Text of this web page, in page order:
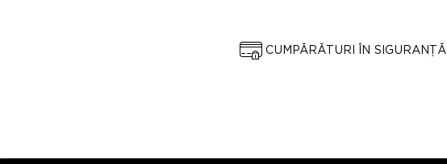
CUMPĂRĂTURI ÎN SIGURANȚĂ